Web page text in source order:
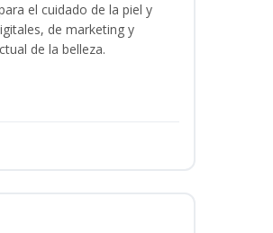
el cuidado de la piel y
de marketing y
de la belleza.